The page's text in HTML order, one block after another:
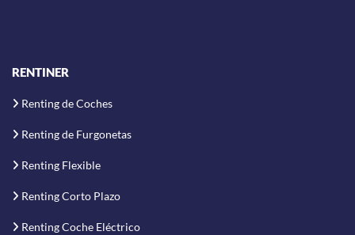
RENTINER
Renting de Coches
Renting de Furgonetas
Renting Flexible
Renting Corto Plazo
Renting Coche Eléctrico